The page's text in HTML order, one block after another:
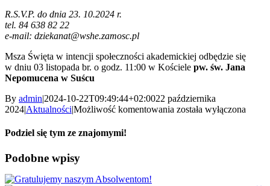
R.S.V.P. do dnia 23. 10.2024 r.
tel. 84 638 82 22
e-mail: dziekanat@wshe.zamosc.pl
Msza Święta w intencji społeczności akademickiej odbędzie się
w dniu 03 listopada br. o godz. 11:00 w Kościele pw. św. Jana
Nepomucena w Suścu
By admin|2024-10-22T09:49:44+02:0022 października
2024|Aktualności|Możliwość komentowania Zaproszenie
została wyłączona
Podziel się tym ze znajomymi!
Facebook
X
Reddit
LinkedIn
WhatsApp
Tumblr
Pinterest
Vk
Xing
Email
Podobne wpisy